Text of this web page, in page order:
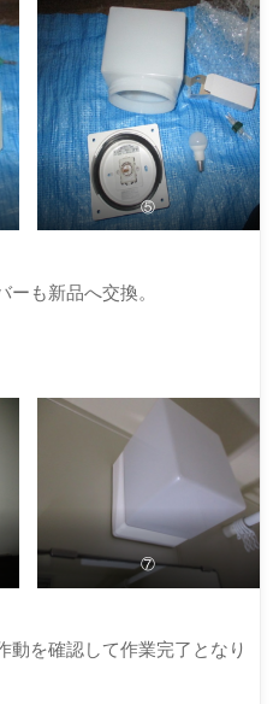
⑤
も新品へ交換。
⑦
動を確認して作業完了となり